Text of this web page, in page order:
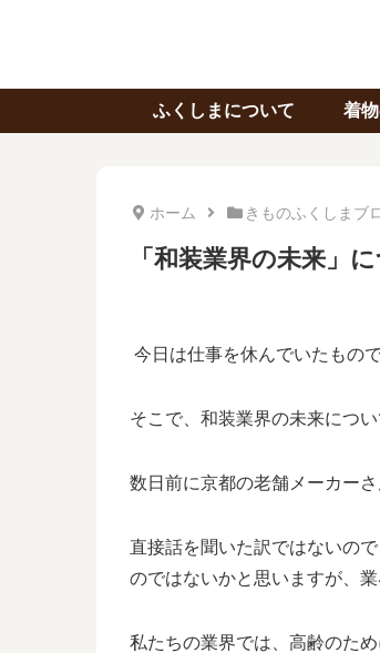
ふくしまについて 着
ホーム きものふくしまブ
「和装業界の未来」
今日は仕事を休んでいたもの
そこで、和装業界の未来につ
数日前に京都の老舗メーカー
直接話を聞いた訳ではないの
のではないかと思いますが、
私たちの業界では、高齢のた